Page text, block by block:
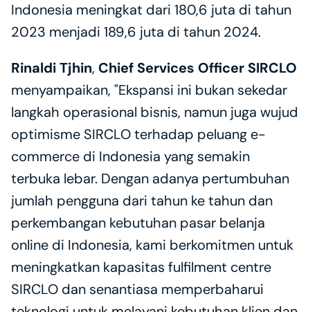
Indonesia meningkat dari 180,6 juta di tahun
2023 menjadi 189,6 juta di tahun 2024.
Rinaldi Tjhin, Chief Services Officer SIRCLO
menyampaikan, "Ekspansi ini bukan sekedar
langkah operasional bisnis, namun juga wujud
optimisme SIRCLO terhadap peluang e-
commerce di Indonesia yang semakin
terbuka lebar. Dengan adanya pertumbuhan
jumlah pengguna dari tahun ke tahun dan
perkembangan kebutuhan pasar belanja
online di Indonesia, kami berkomitmen untuk
meningkatkan kapasitas fulfilment centre
SIRCLO dan senantiasa memperbaharui